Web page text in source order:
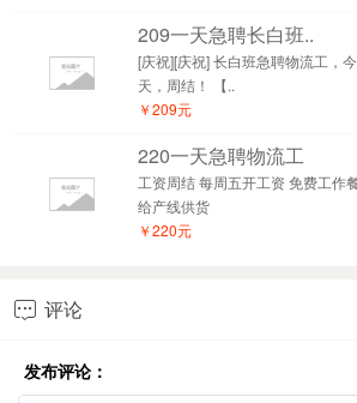
209一天急聘长白班..
[庆祝][庆祝] 长白班急聘物流工，
天，周结！ 【..
￥209元
220一天急聘物流工
工资周结 每周五开工资 免费工作
给产线供货
￥220元
 评论
发布评论：